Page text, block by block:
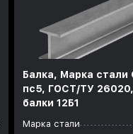
Балка, Марка стали
пс5, ГОСТ/ТУ
балки 12Б1
Марка стали